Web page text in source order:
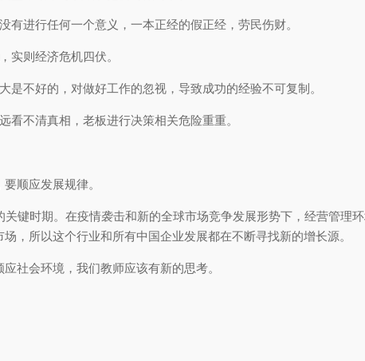
进行任何一个意义，一本正经的假正经，劳民伤财。
实则经济危机四伏。
不好的，对做好工作的忽视，导致成功的经验不可复制。
不清真相，老板进行决策相关危险重重。
顺应发展规律。
键时期。在疫情袭击和新的全球市场竞争发展形势下，经营管理
，所以这个行业和所有中国企业发展都在不断寻找新的增长源。
社会环境，我们教师应该有新的思考。